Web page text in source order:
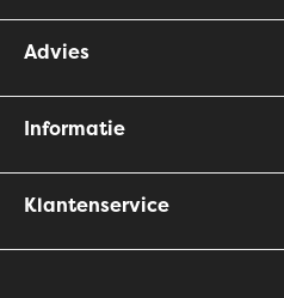
Advies
Informatie
Klantenservice